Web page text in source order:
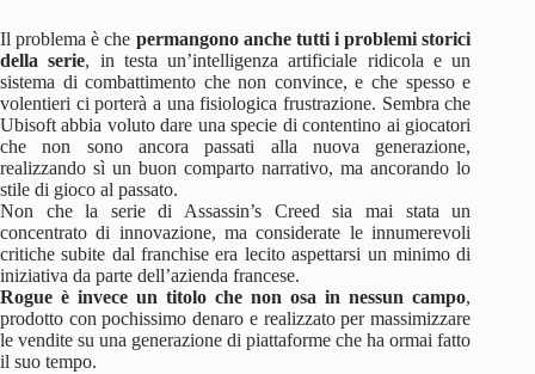
Il problema è che permangono anche tutti i problemi storici
della serie, in testa un’intelligenza artificiale ridicola e un
sistema di combattimento che non convince, e che spesso e
volentieri ci porterà a una fisiologica frustrazione. Sembra che
Ubisoft abbia voluto dare una specie di contentino ai giocatori
che non sono ancora passati alla nuova generazione,
realizzando sì un buon comparto narrativo, ma ancorando lo
stile di gioco al passato.
Non che la serie di Assassin’s Creed sia mai stata un
concentrato di innovazione, ma considerate le innumerevoli
critiche subite dal franchise era lecito aspettarsi un minimo di
iniziativa da parte dell’azienda francese.
Rogue è invece un titolo che non osa in nessun campo,
prodotto con pochissimo denaro e realizzato per massimizzare
le vendite su una generazione di piattaforme che ha ormai fatto
il suo tempo.